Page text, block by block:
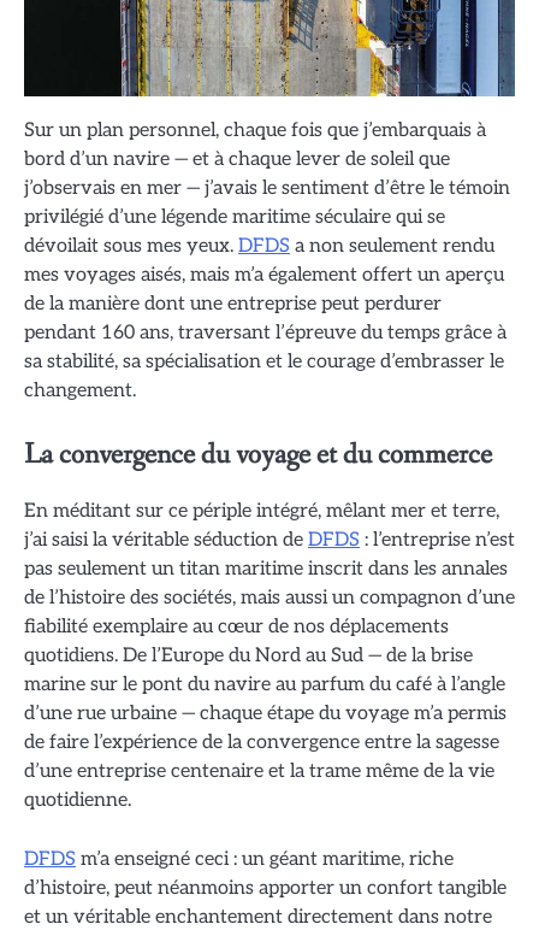
Sur un plan personnel, chaque fois que j’embarquais à
bord d’un navire — et à chaque lever de soleil que
j’observais en mer — j’avais le sentiment d’être le témoin
privilégié d’une légende maritime séculaire qui se
dévoilait sous mes yeux. DFDS a non seulement rendu
mes voyages aisés, mais m’a également offert un aperçu
de la manière dont une entreprise peut perdurer
pendant 160 ans, traversant l’épreuve du temps grâce à
sa stabilité, sa spécialisation et le courage d’embrasser le
changement.
La convergence du voyage et du commerce
En méditant sur ce périple intégré, mêlant mer et terre,
j’ai saisi la véritable séduction de DFDS : l’entreprise n’est
pas seulement un titan maritime inscrit dans les annales
de l’histoire des sociétés, mais aussi un compagnon d’une
fiabilité exemplaire au cœur de nos déplacements
quotidiens. De l’Europe du Nord au Sud — de la brise
marine sur le pont du navire au parfum du café à l’angle
d’une rue urbaine — chaque étape du voyage m’a permis
de faire l’expérience de la convergence entre la sagesse
d’une entreprise centenaire et la trame même de la vie
quotidienne.
DFDS m’a enseigné ceci : un géant maritime, riche
d’histoire, peut néanmoins apporter un confort tangible
et un véritable enchantement directement dans notre